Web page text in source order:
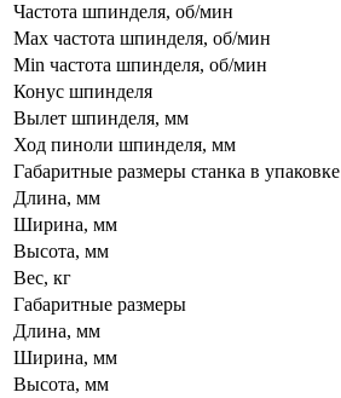
Частота шпинделя, об/мин
Max частота шпинделя, об/мин
Min частота шпинделя, об/мин
Конус шпинделя
Вылет шпинделя, мм
Ход пиноли шпинделя, мм
Габаритные размеры станка в упаковке
Длина, мм
Ширина, мм
Высота, мм
Вес, кг
Габаритные размеры
Длина, мм
Ширина, мм
Высота, мм